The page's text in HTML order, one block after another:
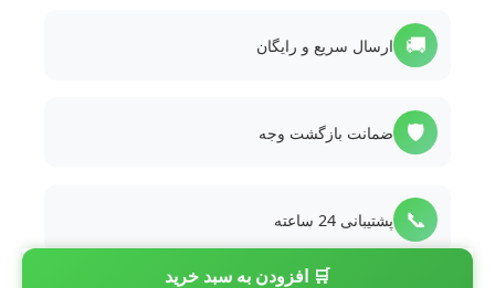
🛒 افزودن به سبد خرید
🚚 ارسال سریع و رایگان
🛡️ ضمانت بازگشت وجه
📞 پشتیبانی 24 ساعته